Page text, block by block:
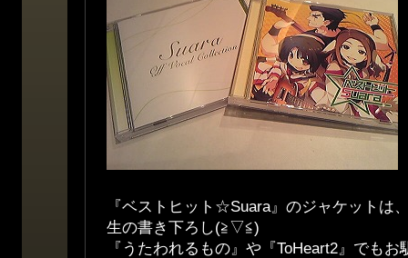
『ベストヒット☆Suara』のジャケットは
生の書き下ろし(≧▽≦)
『うたわれるもの』や『ToHeart2』でも